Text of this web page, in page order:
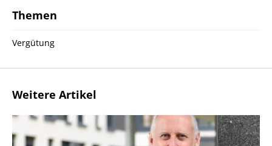
Themen
Vergütung
Weitere Artikel